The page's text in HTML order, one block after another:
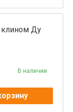
клином Ду
В наличии